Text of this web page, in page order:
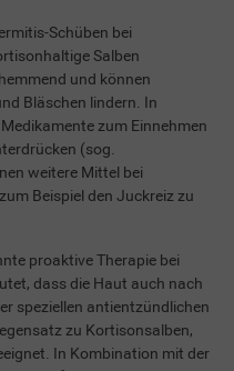
Schüben bei
Salben
und können
Bläschen lindern. In
zum Einnehmen
(sog.
weitere Mittel bei
Beispiel den Juckreiz zu
proaktive Therapie bei
dass die Haut auch nach
speziellen antientzündlichen
zu Kortisonsalben,
In Kombination mit der